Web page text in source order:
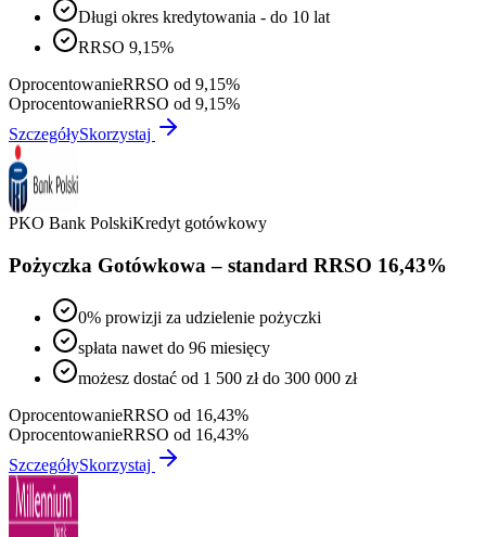
Długi okres kredytowania - do 10 lat
RRSO 9,15%
OprocentowanieRRSO od 9,15%
OprocentowanieRRSO od 9,15%
SzczegółySkorzystaj
PKO Bank PolskiKredyt gotówkowy
Pożyczka Gotówkowa – standard RRSO 16,43%
0% prowizji za udzielenie pożyczki
spłata nawet do 96 miesięcy
możesz dostać od 1 500 zł do 300 000 zł
OprocentowanieRRSO od 16,43%
OprocentowanieRRSO od 16,43%
SzczegółySkorzystaj